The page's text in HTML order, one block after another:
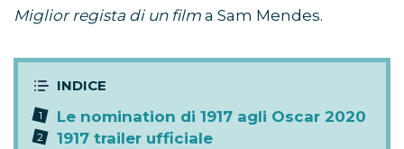
Miglior regista di un film a Sam Mendes.
Le nomination di 1917 agli Oscar 2020
1917 trailer ufficiale